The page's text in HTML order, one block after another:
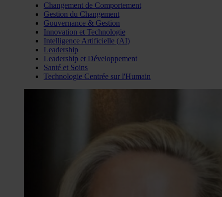
Changement de Comportement
Gestion du Changement
Gouvernance & Gestion
Innovation et Technologie
Intelligence Artificielle (AI)
Leadership
Leadership et Développement
Santé et Soins
Technologie Centrée sur l'Humain